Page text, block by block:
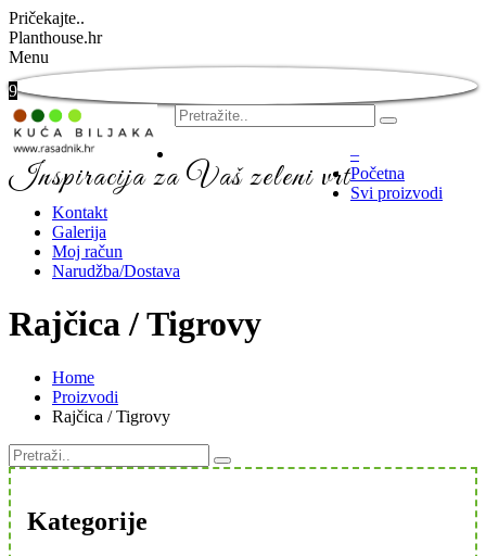
Pričekajte..
Planthouse.hr
Menu
9
Inspiracija za Vaš zeleni vrt
–
Početna
Svi proizvodi
Kontakt
Galerija
Moj račun
Narudžba/Dostava
Rajčica / Tigrovy
Home
Proizvodi
Rajčica / Tigrovy
Kategorije